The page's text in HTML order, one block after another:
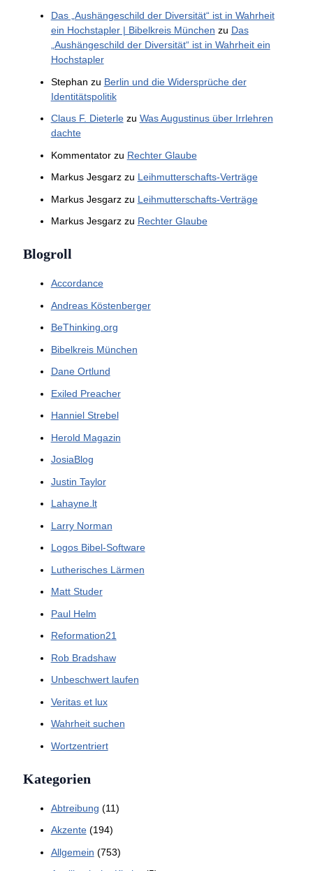
Das „Aushängeschild der Diversität“ ist in Wahrheit
ein Hochstapler | Bibelkreis München zu Das
„Aushängeschild der Diversität“ ist in Wahrheit ein
Hochstapler
Stephan zu Berlin und die Widersprüche der
Identitätspolitik
Claus F. Dieterlezu Was Augustinus über Irrlehren
dachte
Kommentatorzu Rechter Glaube
Markus Jesgarzzu Leihmutterschafts-Verträge
Markus Jesgarzzu Leihmutterschafts-Verträge
Markus Jesgarzzu Rechter Glaube
Blogroll
Accordance
Andreas Köstenberger
BeThinking.org
Bibelkreis München
Dane Ortlund
Exiled Preacher
Hanniel Strebel
Herold Magazin
JosiaBlog
Justin Taylor
Lahayne.lt
Larry Norman
Logos Bibel-Software
Lutherisches Lärmen
Matt Studer
Paul Helm
Reformation21
Rob Bradshaw
Unbeschwert laufen
Veritas et lux
Wahrheit suchen
Wortzentriert
Kategorien
Abtreibung (11)
Akzente(194)
Allgemein (753)